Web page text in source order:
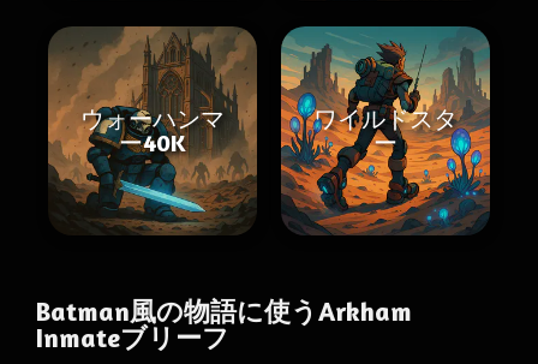
ウォーハンマ
ー40K
ワイルドスタ
ー
Batman風の物語に使うArkham
Inmateブリーフ